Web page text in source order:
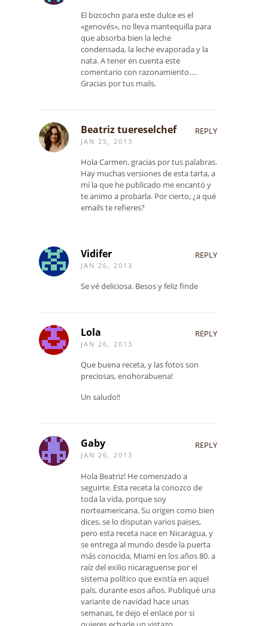
El bizcocho para este dulce es el
«genovés», no lleva mantequilla para
que absorba bien la leche
condensada, la leche evaporada y la
nata. A tener en cuenta este
comentario con razonamiento….
Gracias por tus mails.
Beatriz tuereselchef
JAN 25, 2013
REPLY
Hola Carmen, gracias por tus palabras.
Hay muchas versiones de esta tarta, a
mí la que he publicado me encantó y
te animo a probarla. Por cierto, ¿a qué
emails te refieres?
Vidifer
JAN 26, 2013
REPLY
Se vé deliciosa. Besos y feliz finde
Lola
JAN 26, 2013
REPLY
Que buena receta, y las fotos son
preciosas, enohorabuena!
Un saludo!!
Gaby
JAN 26, 2013
REPLY
Hola Beatriz! He comenzado a
seguirte. Esta receta la conozco de
toda la vida, porque soy
norteamericana. Su origen como bien
dices, se lo disputan varios paises,
pero esta receta nace en Nicaragua, y
se entrega al mundo desde la puerta
más conocida, Miami en los años 80. a
raíz del exilio nicaraguense por el
sistema político que existía en aquel
país, durante esos años. Publiqué una
variante de navidad hace unas
semanas, te dejo el enlace por si